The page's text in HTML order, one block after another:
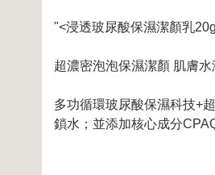
"<浸透玻尿酸保濕潔顏乳
超濃密泡泡保濕潔顏 肌膚水
多功循環玻尿酸保濕科技+
鎖水；並添加核心成分